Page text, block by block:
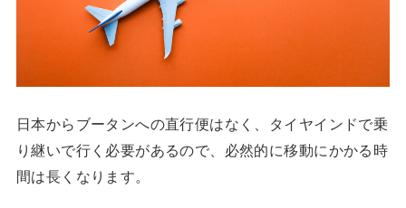
日本からブータンへの直行便はなく、タイヤインドで乗
り継いで行く必要があるので、必然的に移動にかかる時
間は長くなります。